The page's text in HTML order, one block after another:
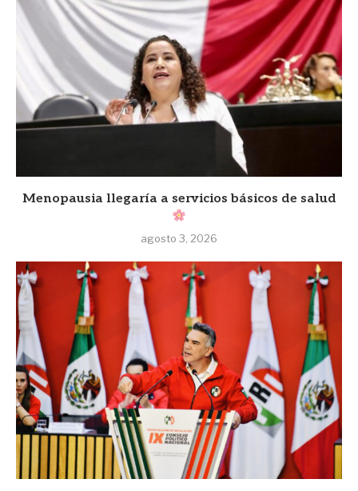
Menopausia llegaría a servicios básicos de salud
agosto 3, 2026